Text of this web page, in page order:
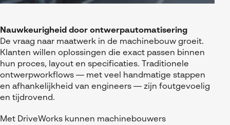
Nauwkeurigheid door ontwerpautomatisering
De vraag naar maatwerk in de machinebouw groeit.
Klanten willen oplossingen die exact passen binnen
hun proces, layout en specificaties. Traditionele
ontwerpworkflows — met veel handmatige stappen
en afhankelijkheid van engineers — zijn foutgevoelig
en tijdrovend.
Met DriveWorks kunnen machinebouwers